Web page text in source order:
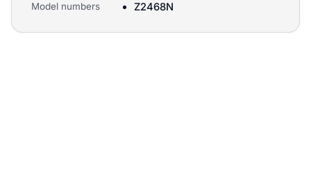
Model numbers Z2468N